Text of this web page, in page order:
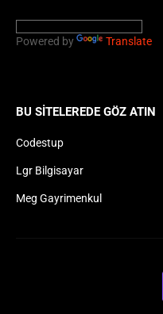
Powered by Translate
BU SITELEREDE GÖZ ATIN
Codestup
Lgr Bilgisayar
Meg Gayrimenkul